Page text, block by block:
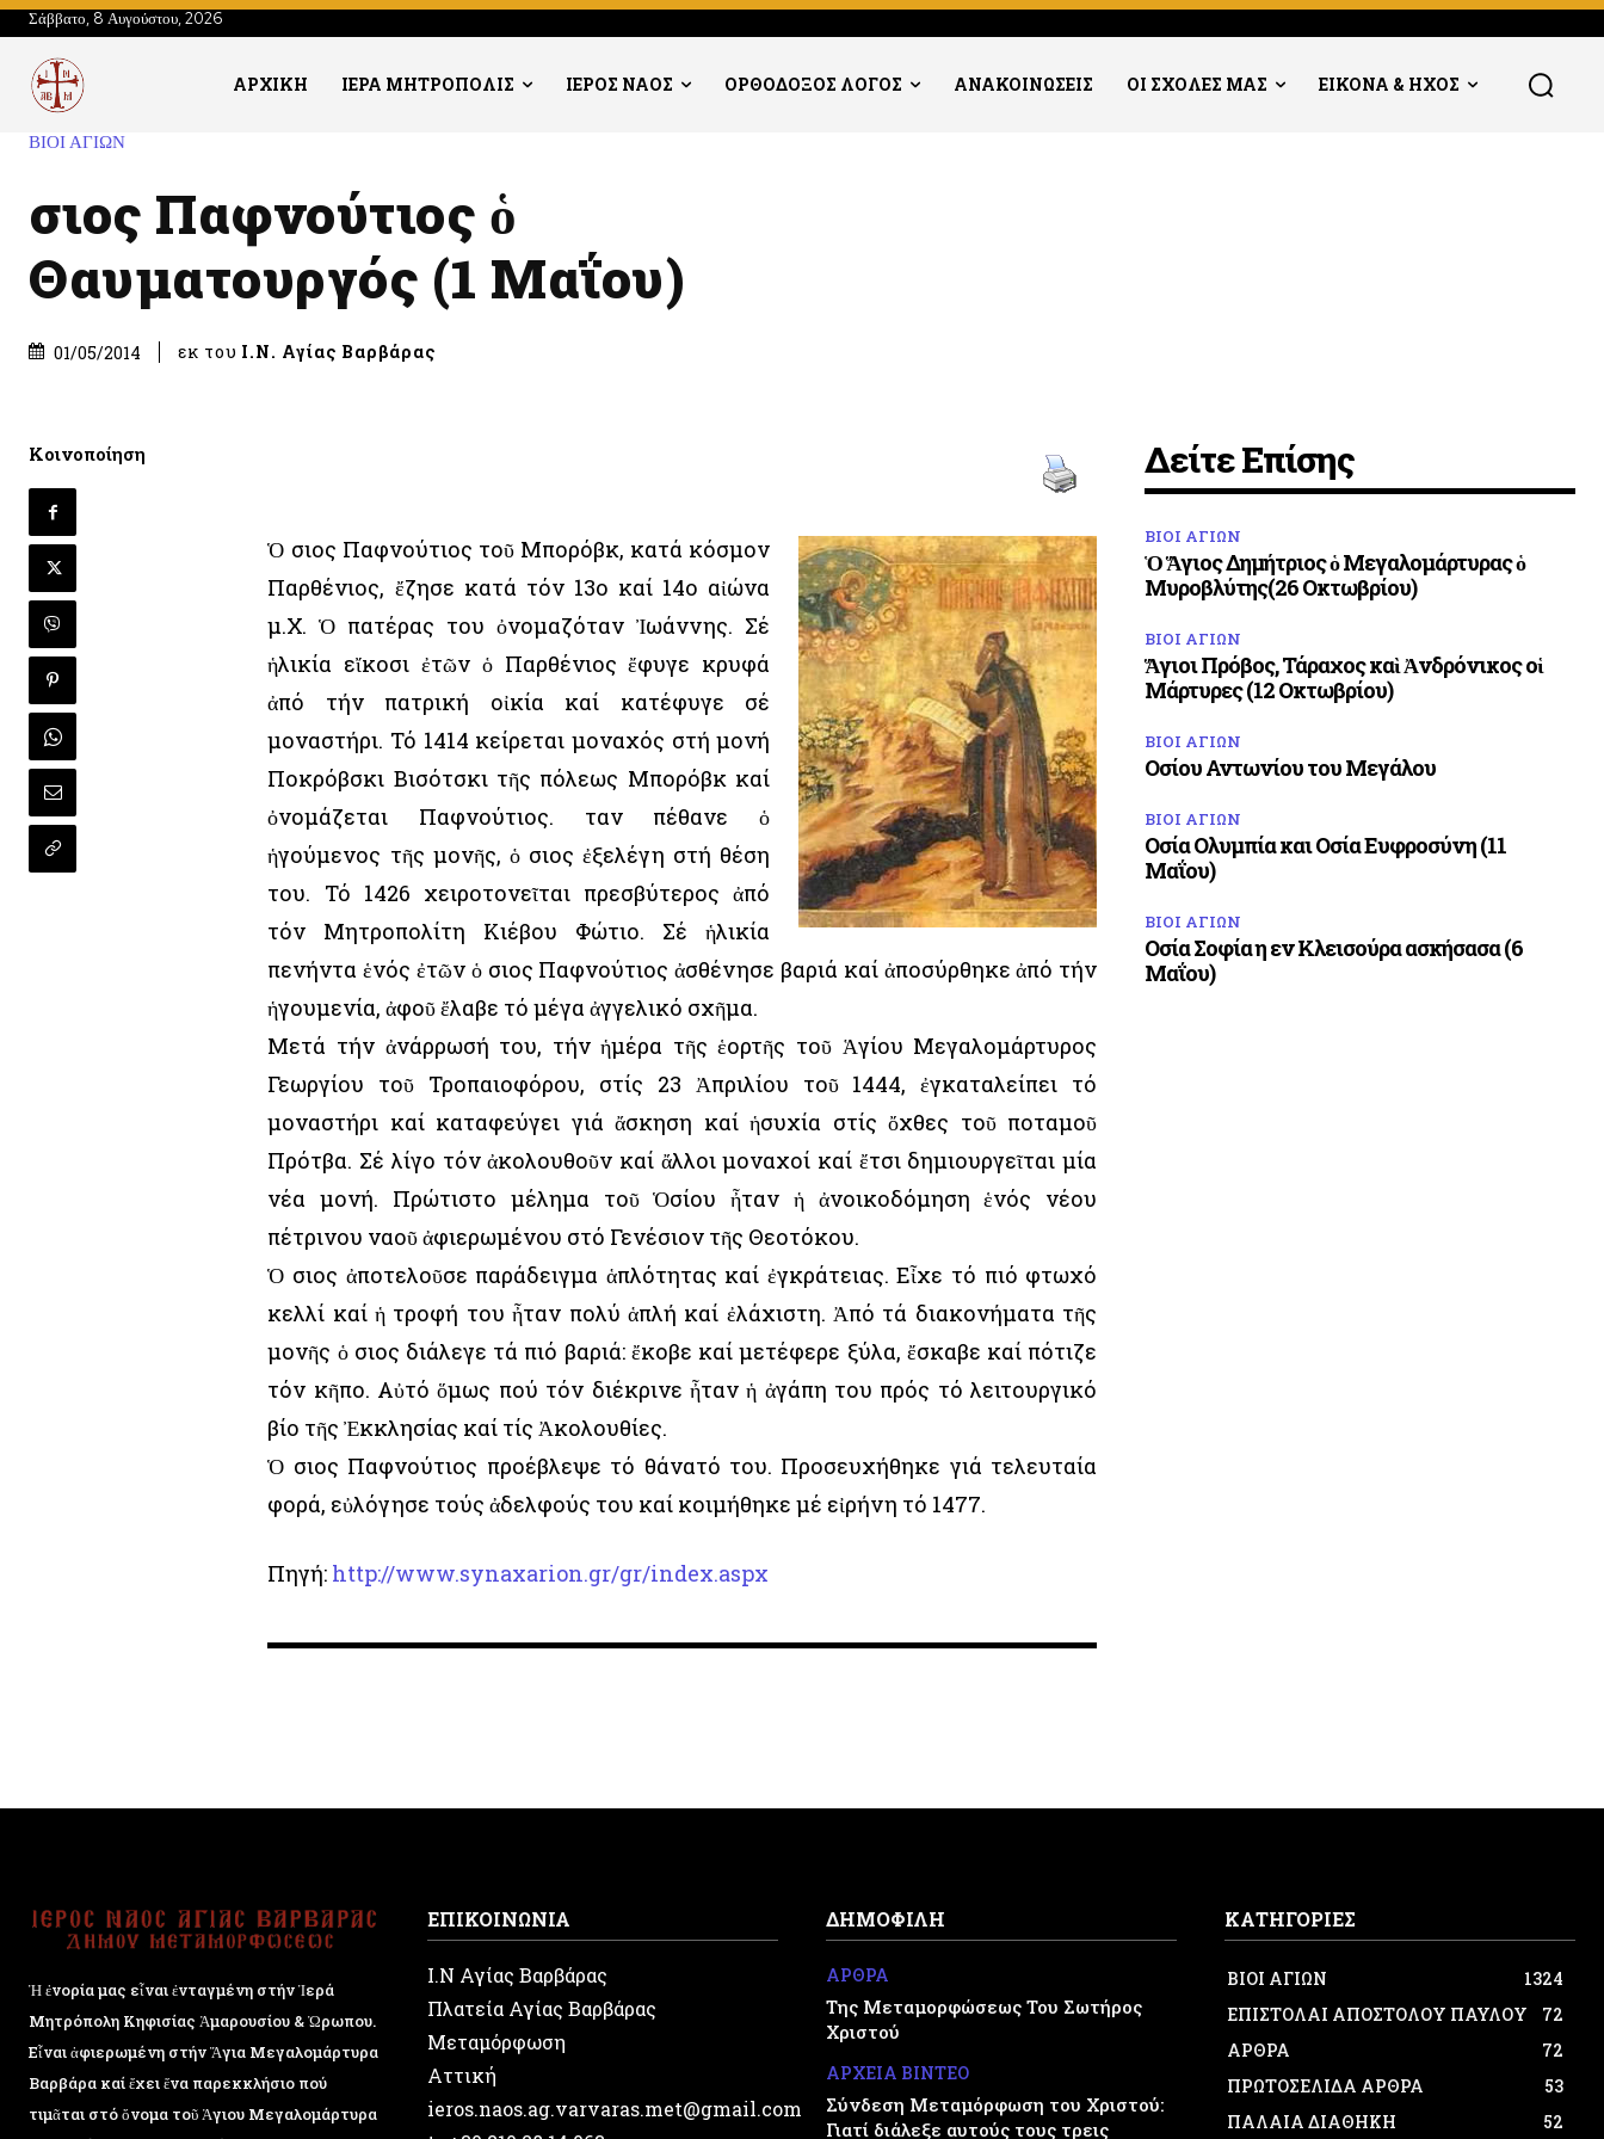
Σάββατο, 8 Αυγούστου, 2026
ΑΡΧΙΚΗ ΙΕΡΑ ΜΗΤΡΟΠΟΛΙΣ ΙΕΡΟΣ ΝΑΟΣ ΟΡΘΟΔΟΞΟΣ ΛΟΓΟΣ ΑΝΑΚΟΙΝΩΣΕΙΣ ΟΙ ΣΧΟΛΕΣ ΜΑΣ ΕΙΚΟΝΑ & ΗΧΟΣ
ΒΙΟΙ ΑΓΙΩΝ
Ὅσιος Παφνούτιος ὁ
Θαυματουργός (1 Μαΐου)
01/05/2014 εκ του Ι.Ν. Αγίας Βαρβάρας
Κοινοποίηση
Ὁ Ὅσιος Παφνούτιος τοῦ Μπορόβκ, κατά κόσμον
Παρθένιος, ἔζησε κατά τόν 13ο καί 14ο αἰώνα
μ.Χ. Ὁ πατέρας του ὀνομαζόταν Ἰωάννης. Σέ
ἡλικία εἴκοσι ἐτῶν ὁ Παρθένιος ἔφυγε κρυφά
ἀπό τήν πατρική οἰκία καί κατέφυγε σέ
μοναστήρι. Τό 1414 κείρεται μοναχός στή μονή
Ποκρόβσκι Βισότσκι τῆς πόλεως Μπορόβκ καί
ὀνομάζεται Παφνούτιος. Ὅταν πέθανε ὁ
ἡγούμενος τῆς μονῆς, ὁ Ὅσιος ἐξελέγη στή θέση
του. Τό 1426 χειροτονεῖται πρεσβύτερος ἀπό
τόν Μητροπολίτη Κιέβου Φώτιο. Σέ ἡλικία
πενήντα ἑνός ἐτῶν ὁ Ὅσιος Παφνούτιος ἀσθένησε βαριά καί ἀποσύρθηκε ἀπό τήν
ἡγουμενία, ἀφοῦ ἔλαβε τό μέγα ἀγγελικό σχῆμα.
Μετά τήν ἀνάρρωσή του, τήν ἡμέρα τῆς ἑορτῆς τοῦ Ἁγίου Μεγαλομάρτυρος
Γεωργίου τοῦ Τροπαιοφόρου, στίς 23 Ἀπριλίου τοῦ 1444, ἐγκαταλείπει τό
μοναστήρι καί καταφεύγει γιά ἄσκηση καί ἡσυχία στίς ὄχθες τοῦ ποταμοῦ
Πρότβα. Σέ λίγο τόν ἀκολουθοῦν καί ἄλλοι μοναχοί καί ἔτσι δημιουργεῖται μία
νέα μονή. Πρώτιστο μέλημα τοῦ Ὁσίου ἦταν ἡ ἀνοικοδόμηση ἑνός νέου
πέτρινου ναοῦ ἀφιερωμένου στό Γενέσιον τῆς Θεοτόκου.
Ὁ Ὅσιος ἀποτελοῦσε παράδειγμα ἁπλότητας καί ἐγκράτειας. Εἶχε τό πιό φτωχό
κελλί καί ἡ τροφή του ἦταν πολύ ἁπλή καί ἐλάχιστη. Ἀπό τά διακονήματα τῆς
μονῆς ὁ Ὅσιος διάλεγε τά πιό βαριά: ἔκοβε καί μετέφερε ξύλα, ἔσκαβε καί πότιζε
τόν κῆπο. Αὐτό ὅμως πού τόν διέκρινε ἦταν ἡ ἀγάπη του πρός τό λειτουργικό
βίο τῆς Ἐκκλησίας καί τίς Ἀκολουθίες.
Ὁ Ὅσιος Παφνούτιος προέβλεψε τό θάνατό του. Προσευχήθηκε γιά τελευταία
φορά, εὐλόγησε τούς ἀδελφούς του καί κοιμήθηκε μέ εἰρήνη τό 1477.
Πηγή: http://www.synaxarion.gr/gr/index.aspx
Δείτε Επίσης
ΒΙΟΙ ΑΓΙΩΝ
Ὁ Ἅγιος Δημήτριος ὁ Μεγαλομάρτυρας ὁ
Μυροβλύτης(26 Οκτωβρίου)
ΒΙΟΙ ΑΓΙΩΝ
Ἅγιοι Πρόβος, Τάραχος καὶ Ἀνδρόνικος οἱ
Μάρτυρες (12 Οκτωβρίου)
ΒΙΟΙ ΑΓΙΩΝ
Οσίου Αντωνίου του Μεγάλου
ΒΙΟΙ ΑΓΙΩΝ
Οσία Ολυμπία και Οσία Ευφροσύνη (11
Μαΐου)
ΒΙΟΙ ΑΓΙΩΝ
Οσία Σοφία η εν Κλεισούρα ασκήσασα (6
Μαΐου)
Ἡ ἐνορία μας εἶναι ἐνταγμένη στήν Ἱερά
Μητρόπολη Κηφισίας Ἁμαρουσίου & Ὠρωπου.
Εἶναι ἀφιερωμένη στήν Ἅγια Μεγαλομάρτυρα
Βαρβάρα καί ἔχει ἕνα παρεκκλήσιο πού
τιμᾶται στό ὄνομα τοῦ Ἁγιου Μεγαλομάρτυρα
ΕΠΙΚΟΙΝΩΝΙΑ
Ι.Ν Αγίας Βαρβάρας
Πλατεία Αγίας Βαρβάρας
Μεταμόρφωση
Αττική
ieros.naos.ag.varvaras.met@gmail.com
ΔΗΜΟΦΙΛΗ
ΑΡΘΡΑ
Της Μεταμορφώσεως Του Σωτήρος
Χριστού
ΑΡΧΕΙΑ ΒΙΝΤΕΟ
Σύνδεση Μεταμόρφωση του Χριστού:
Γιατί διάλεξε αυτούς τους τρεις
ΚΑΤΗΓΟΡΙΕΣ
ΒΙΟΙ ΑΓΙΩΝ
1324
ΕΠΙΣΤΟΛΑΙ ΑΠΟΣΤΟΛΟΥ ΠΑΥΛΟΥ
72
ΑΡΘΡΑ
72
ΠΡΩΤΟΣΕΛΙΔΑ ΑΡΘΡΑ
53
ΠΑΛΑΙΑ ΔΙΑΘΗΚΗ
52